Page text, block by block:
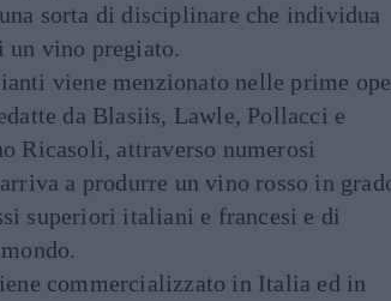
sorta di disciplinare che individua
un vino pregiato.
viene menzionato nelle prime
da Blasiis, Lawle, Pollacci e
Ricasoli, attraverso numerosi
a produrre un vino rosso in
superiori italiani e francesi e di
commercializzato in Italia ed in